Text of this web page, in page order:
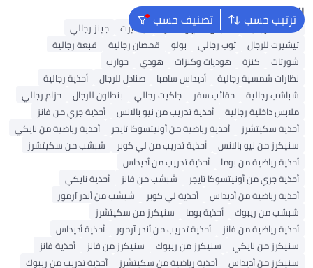
ترتيب حسب تصنيف حسب البحث الشائع
محفظة رجالية ملابس الحج والعمرة تيشيرت
جينز رجالي
تيشيرت للرجال
ثوب رجالي بولو قمصان رجالية
قبعة رجالية
شورتات
كنزة هوديات وكنزات هودي
جوارب
نظارات شمسية رجالية
أديداس سامبا صنادل للرجال
أحذية رجالية
شباشب رجالية
حقائب سفر جاكيت رجالي بنطلون للرجال
حزام رجالي
ملابس داخلية رجالية
أحذية تدريب من نيو بالانس
أحذية جري من فانز
أحذية سكيتشرز
أحذية رياضية من أونيتسوكا تايجر
أحذية رياضية من نايكي
سنيكرز من نيو بالانس
أحذية تدريب من لي كوبر
شبشب من سكيتشرز
أحذية رياضية من بوما
أحذية تدريب من أديداس
أحذية جري من أونيتسوكا تايجر
شبشب من فانز
أحذية نايكي
أحذية رياضية من أديداس
أحذية لي كوبر
شبشب من أندر آرمور
شبشب من ريبوك
أحذية بوما
سنيكرز من سكيتشرز
أحذية رياضية من فانز
أحذية تدريب من أندر آرمور
أحذية أديداس
سنيكرز من نايكي
سنيكرز من ريبوك سنيكرز من فانز
أحذية فانز
سنيكرز من أديداس
أحذية رياضية من سكيتشرز
أحذية تدريب من ريبوك